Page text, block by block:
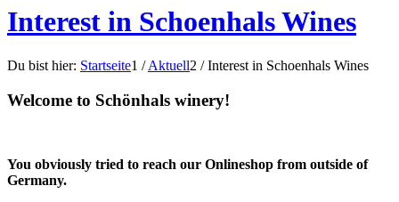
Interest in Schoenhals Wines
Du bist hier: Startseite1 / Aktuell2 / Interest in Schoenhals Wines
Welcome to Schönhals winery!
You obviously tried to reach our Onlineshop from outside of
Germany.